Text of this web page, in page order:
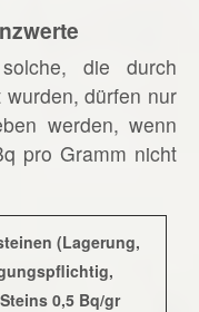
die durch
dürfen nur
werden, wenn
pro Gramm nicht
(Lagerung,
0,5 Bq/gr